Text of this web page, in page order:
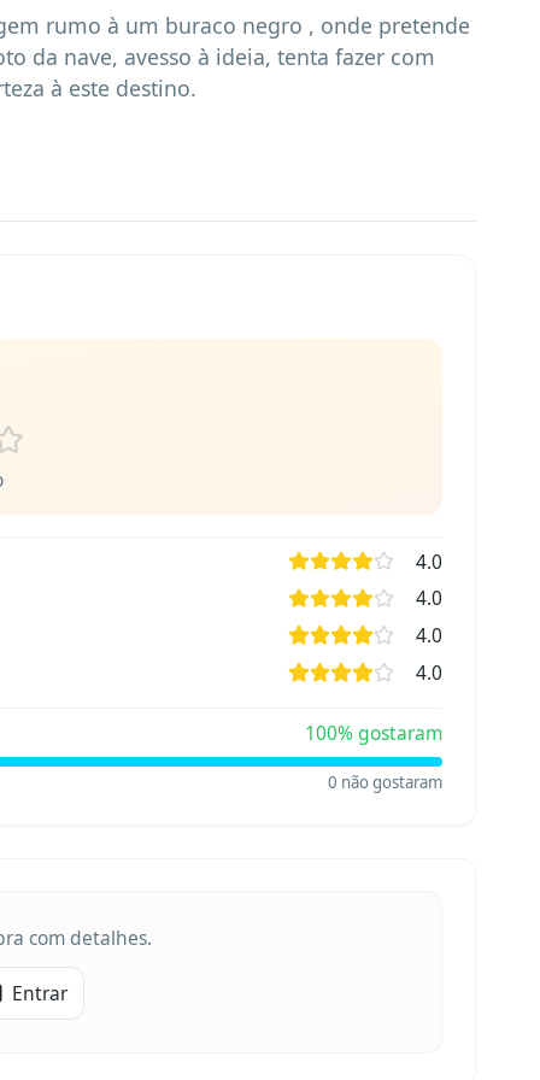
rumo à um buraco negro , onde pretende
da nave, avesso à ideia, tenta fazer com
à este destino.
4.0
4.0
4.0
4.0
100% gostaram
0 não gostaram
com detalhes.
Entrar